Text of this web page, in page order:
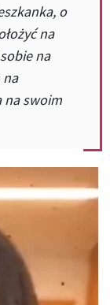
o
na
na
na
na swoim